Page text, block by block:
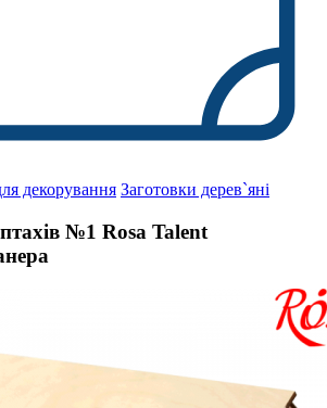
декорування Заготовки дерев`яні
№1 Rosa Talent